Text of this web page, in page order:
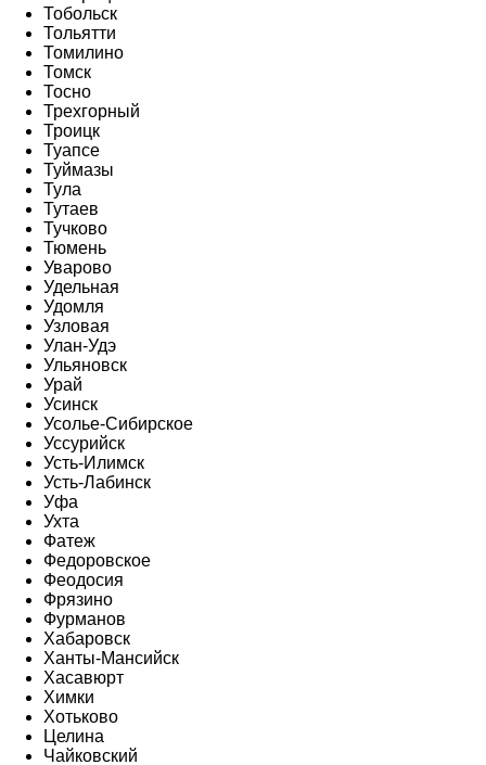
Тобольск
Тольятти
Томилино
Томск
Тосно
Трехгорный
Троицк
Туапсе
Туймазы
Тула
Тутаев
Тучково
Тюмень
Уварово
Удельная
Удомля
Узловая
Улан-Удэ
Ульяновск
Урай
Усинск
Усолье-Сибирское
Уссурийск
Усть-Илимск
Усть-Лабинск
Уфа
Ухта
Фатеж
Федоровское
Феодосия
Фрязино
Фурманов
Хабаровск
Ханты-Мансийск
Хасавюрт
Химки
Хотьково
Целина
Чайковский